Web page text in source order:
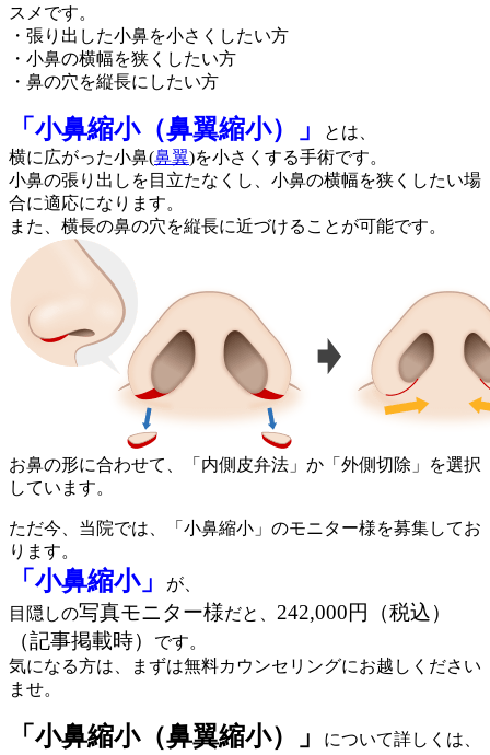
スメです。
・張り出した小鼻を小さくしたい方
・小鼻の横幅を狭くしたい方
・鼻の穴を縦長にしたい方
「小鼻縮小（鼻翼縮小）」
とは、
横に広がった小鼻(鼻翼)を小さくする手術です。
小鼻の張り出しを目立たなくし、小鼻の横幅を狭くしたい場
合に適応になります。
また、横長の鼻の穴を縦長に近づけることが可能です。
お鼻の形に合わせて、「内側皮弁法」か「外側切除」を選択
しています。
ただ今、当院では、「小鼻縮小」のモニター様を募集してお
ります。
「小鼻縮小」
が、
目隠しの写真モニター様だと、 242,000円（税込）
（記事掲載時）
です。
気になる方は、まずは無料カウンセリングにお越しください
ませ。
「小鼻縮小（鼻翼縮小）」 について詳しくは、